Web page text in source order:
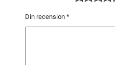
Din recension *